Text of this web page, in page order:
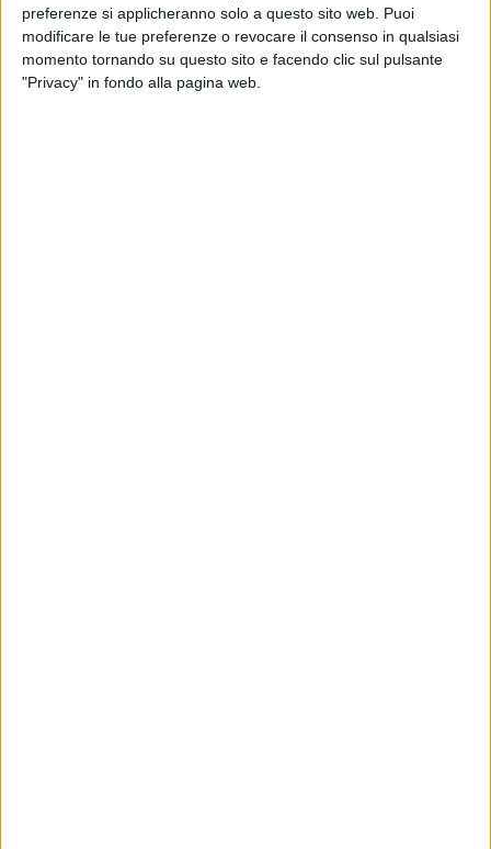
preferenze si applicheranno solo a questo sito web. Puoi
modificare le tue preferenze o revocare il consenso in qualsiasi
momento tornando su questo sito e facendo clic sul pulsante
"Privacy" in fondo alla pagina web.
Nell'ambito degli appuntamenti delle Letture d'estate - XII
edizione, 𝗅'Università Terza Età "Carpe Diem" Bitetto 𝗁𝖺
𝗅'𝗈𝗇𝗈𝗋𝖾 𝖾𝖽 𝗂𝗅 𝗉𝗂𝖺𝖼𝖾𝗋𝖾 𝖽𝗂 𝖺𝗏𝖾𝗋𝖾 𝗈𝗌𝗉𝗂𝗍𝖾 𝗅'𝖺𝗎𝗍𝗋𝗂𝖼𝖾 𝘾𝙤𝙣𝙘𝙞𝙩𝙖